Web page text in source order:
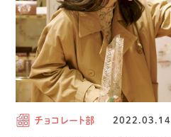
チョコレート部 2022.03.14